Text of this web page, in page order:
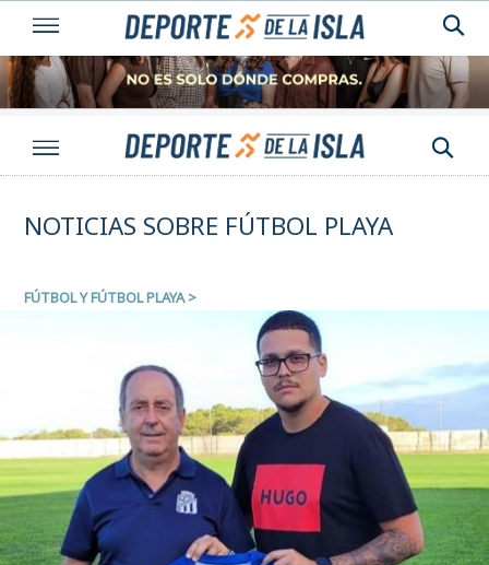
NOTICIAS SOBRE FÚTBOL PLAYA
FÚTBOL Y FÚTBOL PLAYA>